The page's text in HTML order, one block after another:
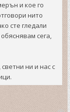
и кое го
нито
сте гледали
сега,
ни и нас с